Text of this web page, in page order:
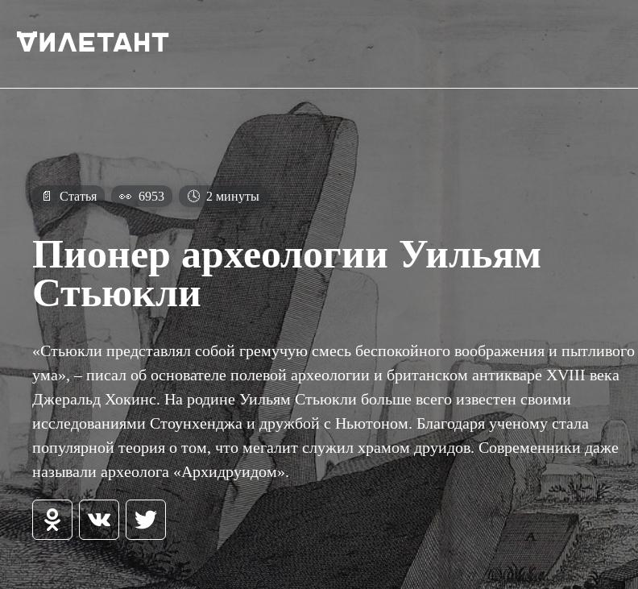
📄 Статья 👀 6953 🕓 2 минуты
Пионер археологии Уильям
Стьюкли
«Стьюкли представлял собой гремучую смесь беспокойного воображения и пытливого
ума», – писал об основателе полевой археологии и британском антикваре XVIII века
Джеральд Хокинс. На родине Уильям Стьюкли больше всего известен своими
исследованиями Стоунхенджа и дружбой с Ньютоном. Благодаря ученому стала
популярной теория о том, что мегалит служил храмом друидов. Современники даже
называли археолога «Архидруидом».